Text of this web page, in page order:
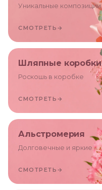
Уникальные композиции
СМОТРЕТЬ →
Шляпные коробки
Роскошь в коробке
СМОТРЕТЬ →
Альстромерия
Долговечные и яркие
СМОТРЕТЬ →